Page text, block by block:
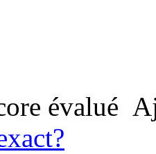
évalué